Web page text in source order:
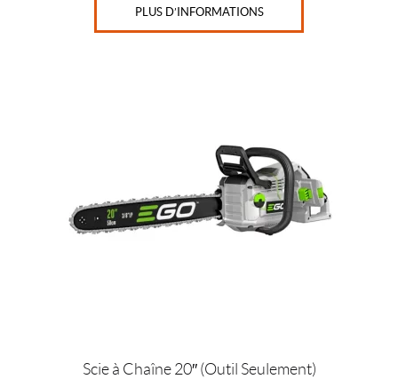
PLUS D’INFORMATIONS
Scie à Chaîne 20″ (Outil Seulement)